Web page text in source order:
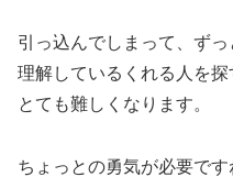
引っ込んでしまって、ず
理解しているくれる人を探
とても難しくなります。
ちょっとの勇気が必要で